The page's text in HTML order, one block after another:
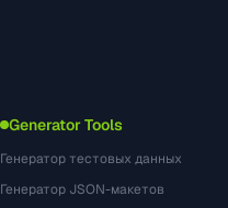
Generator Tools
Генератор тестовых данных
Генератор JSON-макетов